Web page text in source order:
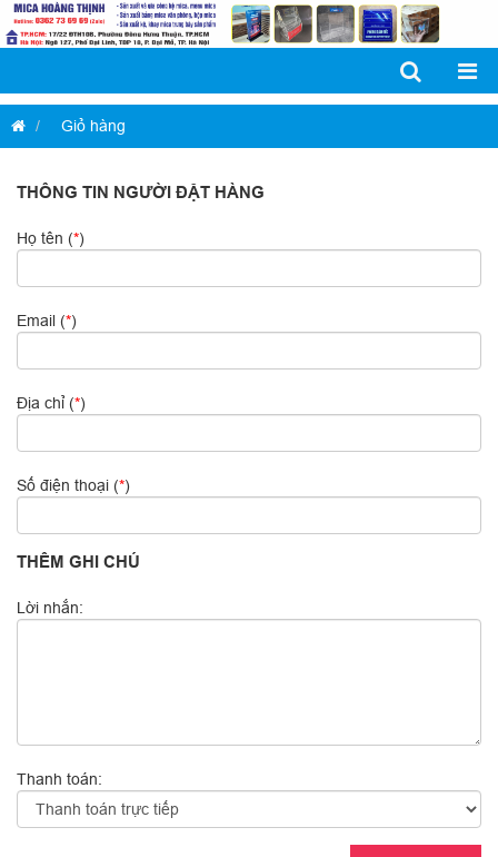
Giỏ hàng
THÔNG TIN NGƯỜI ĐẶT HÀNG
Họ tên (*)
Email (*)
Địa chỉ (*)
Số điện thoại (*)
THÊM GHI CHÚ
Lời nhắn:
Thanh toán: